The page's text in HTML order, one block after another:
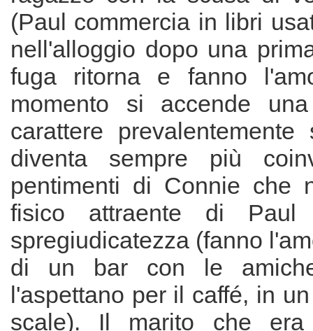
(Paul commercia in libri
nell'alloggio dopo una
fuga ritorna e fanno
momento si accende
carattere prevalentemente
diventa sempre più
pentimenti di Connie che
fisico attraente di
spregiudicatezza (fanno
di un bar con le
l'aspettano per il caffé, in
scale). Il marito che era